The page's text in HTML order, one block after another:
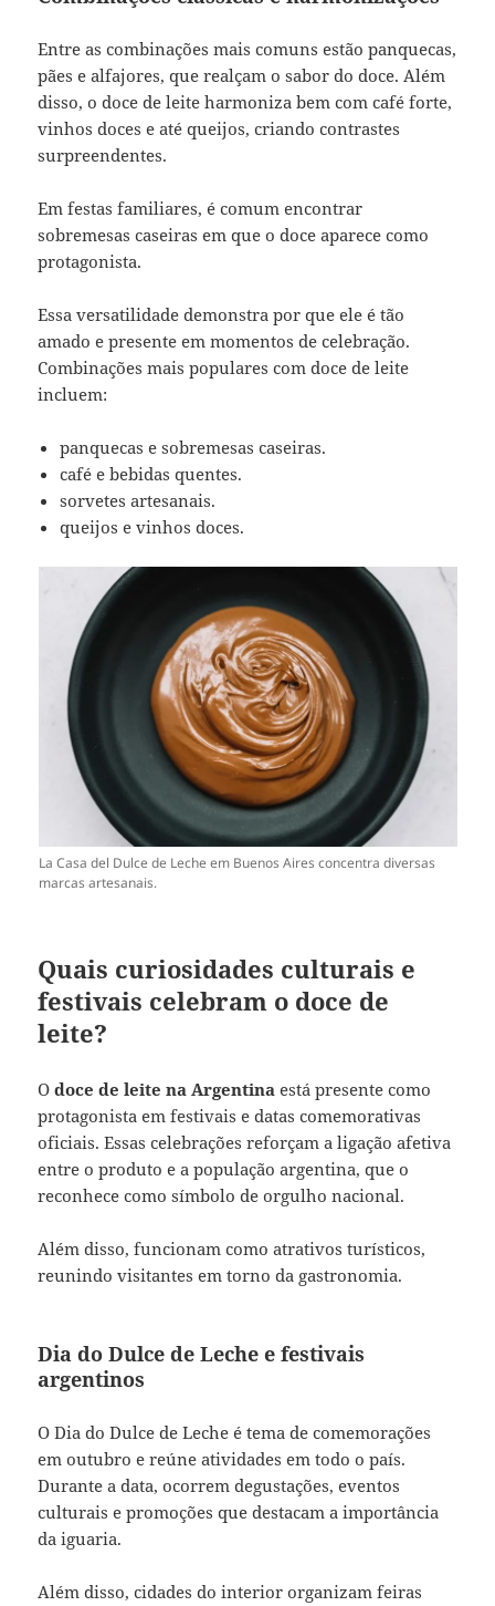
Entre as combinações mais comuns estão panquecas,
pães e alfajores, que realçam o sabor do doce. Além
disso, o doce de leite harmoniza bem com café forte,
vinhos doces e até queijos, criando contrastes
surpreendentes.
Em festas familiares, é comum encontrar
sobremesas caseiras em que o doce aparece como
protagonista.
Essa versatilidade demonstra por que ele é tão
amado e presente em momentos de celebração.
Combinações mais populares com doce de leite
incluem:
panquecas e sobremesas caseiras.
café e bebidas quentes.
sorvetes artesanais.
queijos e vinhos doces.
La Casa del Dulce de Leche em Buenos Aires concentra diversas
marcas artesanais.
Quais curiosidades culturais e
festivais celebram o doce de
leite?
Odoce de leite na Argentina está presente como
protagonista em festivais e datas comemorativas
oficiais. Essas celebrações reforçam a ligação afetiva
entre o produto e a população argentina, que o
reconhece como símbolo de orgulho nacional.
Além disso, funcionam como atrativos turísticos,
reunindo visitantes em torno da gastronomia.
Dia do Dulce de Leche e festivais
argentinos
O Dia do Dulce de Leche é tema de comemorações
em outubro e reúne atividades em todo o país.
Durante a data, ocorrem degustações, eventos
culturais e promoções que destacam a importância
da iguaria.
Além disso, cidades do interior organizam feiras